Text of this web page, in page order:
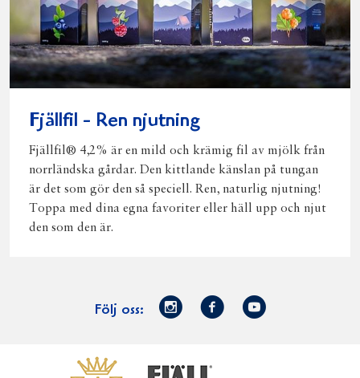
Fjällfil - Ren njutning
Fjällfil® 4,2% är en mild och krämig fil av mjölk från
norrländska gårdar. Den kittlande känslan på tungan
är det som gör den så speciell. Ren, naturlig njutning!
Toppa med dina egna favoriter eller häll upp och njut
den som den är.
Följ oss:
Norrmejerier
Facebook
Youtube
VästerbottensostFjällfil